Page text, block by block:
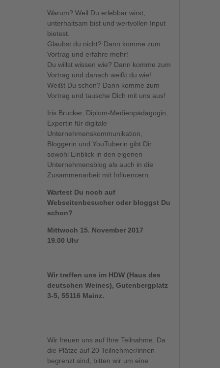
Warum? Weil Du erlebbar wirst,
unterhaltsam bist und wertvollen Input
bietest.
Glaubst du nicht? Dann komme zum
Vortrag und erfahre mehr!
Du willst wissen wie? Dann komme zum
Vortrag und danach weißt du wie!
Weißt Du schon? Dann komme zum
Vortrag und tausche Dich mit uns aus!
Iris Brucker, Diplom-Medienpädagogin,
Expertin für digitale
Unternehmenskommunikation,
Bloggerin und YouTuberin gibt Dir
sowohl Einblick in den eigenen
Unternehmensblog als auch in die
Zusammenarbeit mit Influencern.
Wartest Du noch auf
Webseitenbesucher oder bloggst Du
schon?
Mittwoch 15. November 2017
19.00 Uhr
Wir treffen uns im HDW (Haus des
deutschen Weines), Gutenbergplatz
3-5, 55116 Mainz.
Wir freuen uns auf Ihre Teilnahme. Da
die Plätze auf 20 Teilnehmer/innen
begrenzt sind, bitten wir um eine